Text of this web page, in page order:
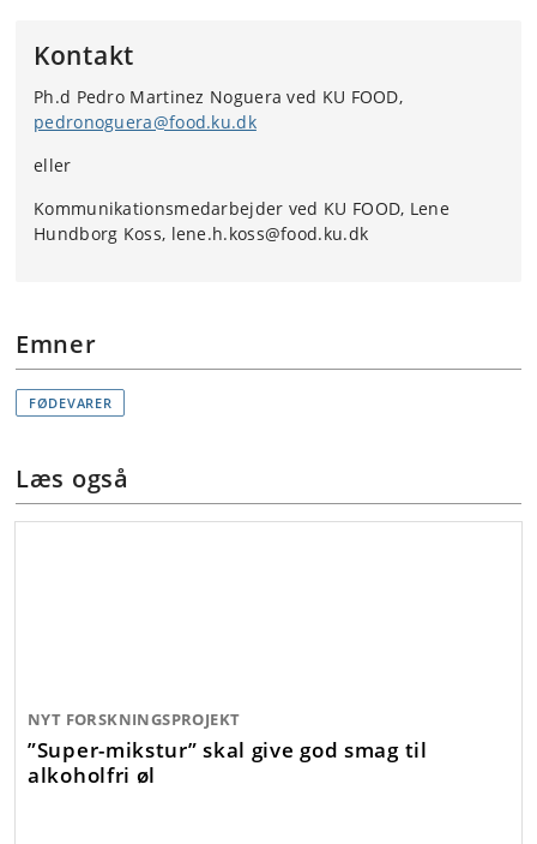
Kontakt
Ph.d Pedro Martinez Noguera ved KU FOOD,
pedronoguera@food.ku.dk
eller
Kommunikationsmedarbejder ved KU FOOD, Lene
Hundborg Koss, lene.h.koss@food.ku.dk
Emner
FØDEVARER
Læs også
NYT FORSKNINGSPROJEKT
”Super-mikstur” skal give god smag til
alkoholfri øl